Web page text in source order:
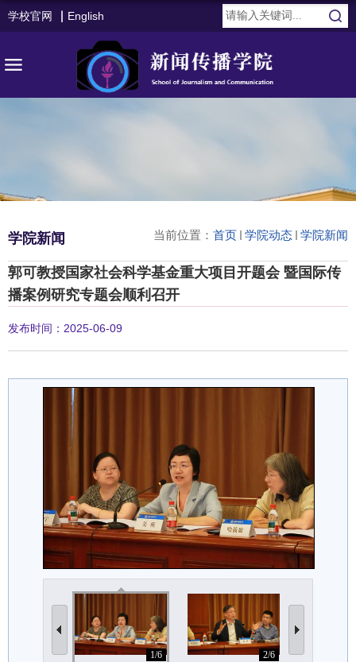
学校官网 English
当前位置： 首页 学院动态 学院新闻
学院新闻
郭可教授国家社会科学基金重大项目开题会 暨国际传
播案例研究专题会顺利召开
发布时间：2025-06-09
1/6 2/6